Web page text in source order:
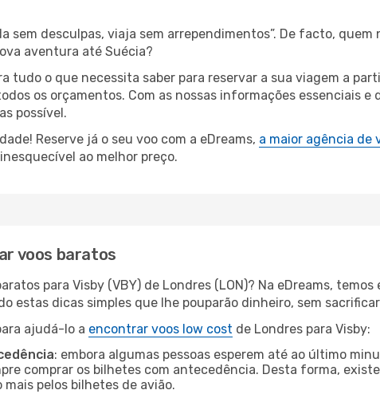
sem desculpas, viaja sem arrependimentos”. De facto,
aventura até Suécia?
tudo o que necessita saber para reservar a sua viagem a
os orçamentos. Com as nossas informações essenciais
possível.
Reserve já o seu voo com a eDreams, a maior agência de
ao melhor preço.
voos baratos
para Visby (VBY) de Londres (LON)? Na eDreams,
estas dicas simples que lhe pouparão dinheiro, sem
ajudá-lo a encontrar voos low cost de Londres para Visby:
: embora algumas pessoas esperem até ao último
comprar os bilhetes com antecedência. Desta forma,
pelos bilhetes de avião.